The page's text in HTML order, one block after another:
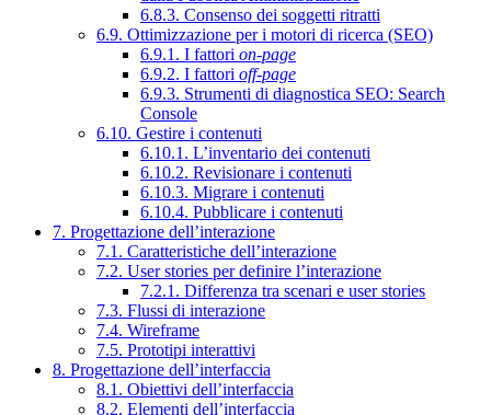
6.8.3. Consenso dei soggetti ritratti
6.9. Ottimizzazione per i motori di ricerca (SEO)
6.9.1. I fattori on-page
6.9.2. I fattori off-page
6.9.3. Strumenti di diagnostica SEO: Search
Console
6.10. Gestire i contenuti
6.10.1. L’inventario dei contenuti
6.10.2. Revisionare i contenuti
6.10.3. Migrare i contenuti
6.10.4. Pubblicare i contenuti
7. Progettazione dell’interazione
7.1. Caratteristiche dell’interazione
7.2. User stories per definire l’interazione
7.2.1. Differenza tra scenari e user stories
7.3. Flussi di interazione
7.4. Wireframe
7.5. Prototipi interattivi
8. Progettazione dell’interfaccia
8.1. Obiettivi dell’interfaccia
8.2. Elementi dell’interfaccia